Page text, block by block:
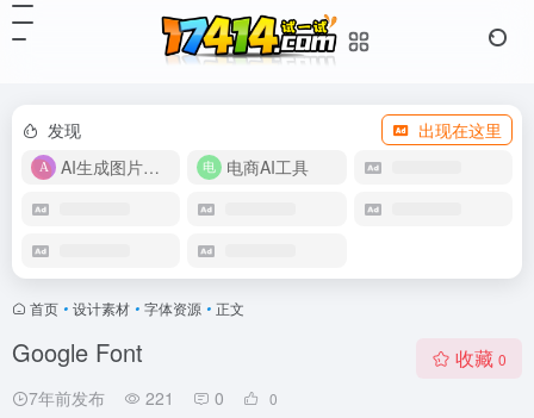
发现
出现在这里
AI生成图片视频
电商AI工具
首页 • 设计素材 • 字体资源 • 正文
Google Font
7年前发布 221 0 0
收藏 0